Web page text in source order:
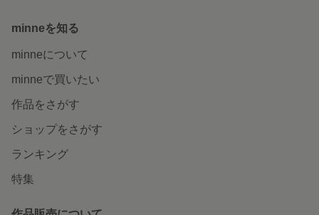
minneを知る
minneについて
minneで買いたい
作品をさがす
ショップをさがす
ランキング
特集